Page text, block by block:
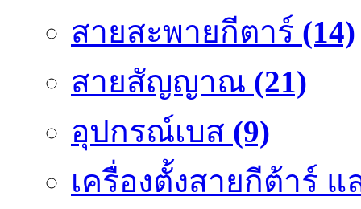
สายสะพายกีตาร์ (14)
สายสัญญาณ (21)
อุปกรณ์เบส (9)
เครื่องตั้งสายกีต้าร์ แ